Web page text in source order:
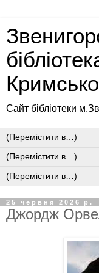
Сайт бібліотеки
25 червня 2026 р.
Джордж